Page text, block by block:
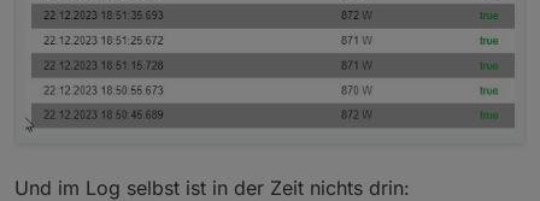
Und im Log selbst ist in der Zeit nichts drin: